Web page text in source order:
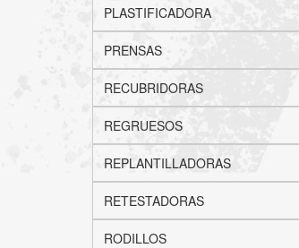
PLASTIFICADORA
PRENSAS
RECUBRIDORAS
REGRUESOS
REPLANTILLADORAS
RETESTADORAS
RODILLOS